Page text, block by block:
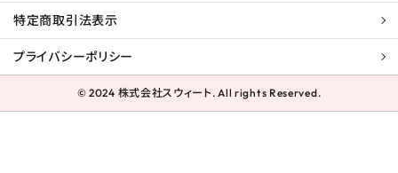
特定商取引法表示
プライバシーポリシー
© 2024 株式会社スウィート. All rights Reserved.